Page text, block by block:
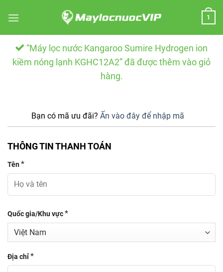
1
“Máy lọc nước Kangaroo Sumire Hydrogen ion
kiềm nóng lạnh KGHC12A2” đã được thêm vào giỏ
hàng.
Bạn có mã ưu đãi? Ấn vào đây để nhập mã
THÔNG TIN THANH TOÁN
Tên*
Quốc gia/Khu vực*
Địa chỉ*